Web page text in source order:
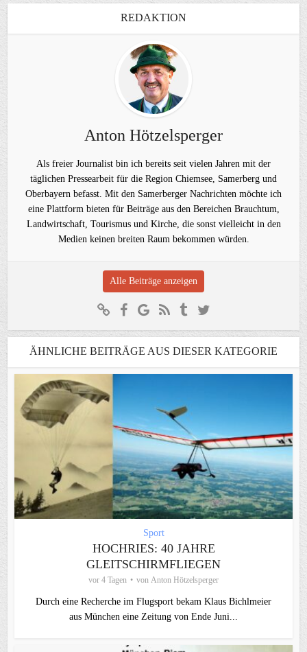
REDAKTION
Anton Hötzelsperger
Als freier Journalist bin ich bereits seit vielen Jahren mit der
täglichen Pressearbeit für die Region Chiemsee, Samerberg und
Oberbayern befasst. Mit den Samerberger Nachrichten möchte ich
eine Plattform bieten für Beiträge aus den Bereichen Brauchtum,
Landwirtschaft, Tourismus und Kirche, die sonst vielleicht in den
Medien keinen breiten Raum bekommen würden.
Alle Beiträge anzeigen
ÄHNLICHE BEITRÄGE AUS DIESER KATEGORIE
Sport
HOCHRIES: 40 JAHRE
GLEITSCHIRMFLIEGEN
vor 4 Tagen von Anton Hötzelsperger
Durch eine Recherche im Flugsport bekam Klaus Bichlmeier
aus München eine Zeitung von Ende Juni...